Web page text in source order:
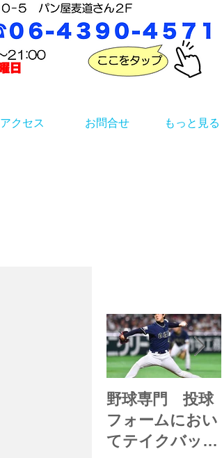
アクセス お問合せ もっと見る
野球専門 投球
フォームにおい
てテイクバック